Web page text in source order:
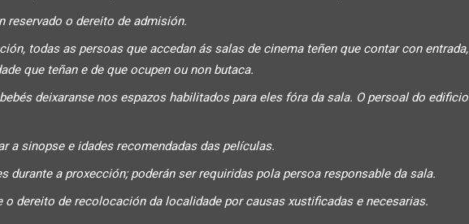
reservado o dereito de admisión.
todas as persoas que accedan ás salas de cinema teñen que contar con entrada,
que teñan e de que ocupen ou non butaca.
deixaranse nos espazos habilitados para eles fóra da sala. O persoal do edificio
a sinopse e idades recomendadas das películas.
durante a proxección; poderán ser requiridas pola persoa responsable da sala.
o dereito de recolocación da localidade por causas xustificadas e necesarias.